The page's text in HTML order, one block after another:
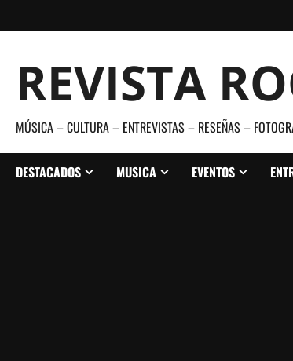
al
REVISTA
MÚSICA – CULTURA – ENTREVISTAS – RESEÑAS –
DESTACADOS MUSICA EVENTOS